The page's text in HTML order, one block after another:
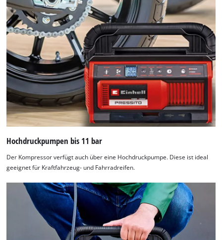
Hochdruckpumpen bis 11 bar
Der Kompressor verfügt auch über eine Hochdruckpumpe. Diese ist ideal
geeignet für Kraftfahrzeug- und Fahrradreifen.